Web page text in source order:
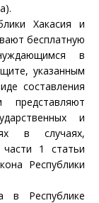
Хакасия и
бесплатную
в
указанным
составления
и
в случаях,
1 статьи
Республики
в Республике